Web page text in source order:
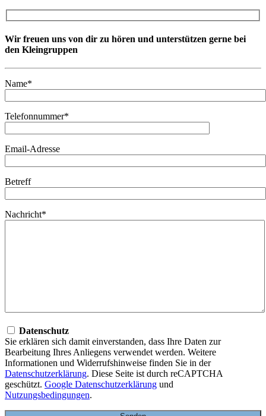
Wir freuen uns von dir zu hören und unterstützen gerne bei
den Kleingruppen
Name*
Telefonnummer*
Email-Adresse
Betreff
Nachricht*
Datenschutz
Sie erklären sich damit einverstanden, dass Ihre Daten zur
Bearbeitung Ihres Anliegens verwendet werden. Weitere
Informationen und Widerrufshinweise finden Sie in der
Datenschutzerklärung. Diese Seite ist durch reCAPTCHA
geschützt. Google Datenschutzerklärung und
Nutzungsbedingungen.